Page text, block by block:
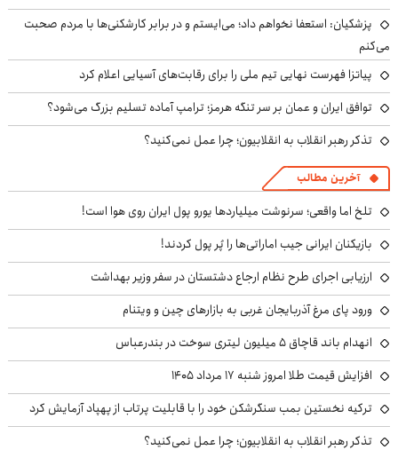
پزشکیان: استعفا نخواهم داد؛ می‌ایستم و در برابر کارشکنی‌ها با مردم صحبت
می‌کنم
پیاتزا فهرست نهایی تیم ملی را برای رقابت‌های آسیایی اعلام کرد
توافق ایران و عمان بر سر تنگه هرمز؛ ترامپ آماده تسلیم بزرگ می‌شود؟
تذکر رهبر انقلاب به انقلابیون؛ چرا عمل نمی‌کنید؟
آخرین مطالب
تلخ اما واقعی؛ سرنوشت میلیاردها یورو پول ایران روی هوا است!
بازیکنان ایرانی جیب اماراتی‌ها را پُر پول کردند!
ارزیابی اجرای طرح نظام ارجاع دشتستان در سفر وزیر بهداشت
ورود پای مرغ آذربایجان غربی به بازارهای چین و ویتنام
انهدام باند قاچاق ۵ میلیون لیتری سوخت در بندرعباس
افزایش قیمت طلا امروز شنبه ۱۷ مرداد ۱۴۰۵
ترکیه نخستین بمب سنگرشکن خود را با قابلیت پرتاب از پهپاد آزمایش کرد
تذکر رهبر انقلاب به انقلابیون؛ چرا عمل نمی‌کنید؟